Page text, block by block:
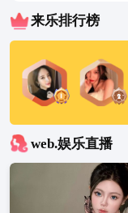
来乐排行榜
web.娱乐直播